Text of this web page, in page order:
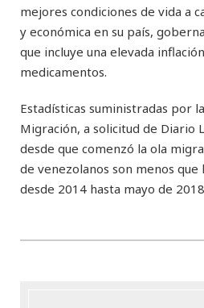
mejores condiciones de vida a
y económica en su país,
que incluye una elevada
medicamentos.
Estadísticas suministradas por
Migración, a solicitud de Diario
desde que comenzó la ola
de venezolanos son menos que
desde 2014 hasta mayo de